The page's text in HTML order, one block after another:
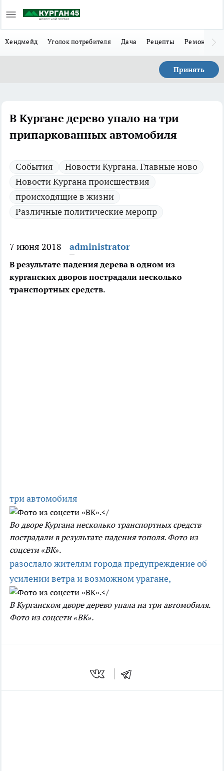
Хендмейд Уголок потребителя Дача Рецепты Ремонт
Принять
В Кургане дерево упало на три
припаркованных автомобиля
Cобытия
Новости Кургана. Главные ново
Новости Кургана происшествия
происходящие в жизни
Различные политические меропр
7 июня 2018 administrator
В результате падения дерева в одном из
курганских дворов пострадали несколько
транспортных средств.
три автомобиля
Во дворе Кургана несколько транспортных средств
пострадали в результате падения тополя. Фото из
соцсети «ВК».
разослало жителям города предупреждение об
усилении ветра и возможном урагане,
В Курганском дворе дерево упала на три автомобиля.
Фото из соцсети «ВК».